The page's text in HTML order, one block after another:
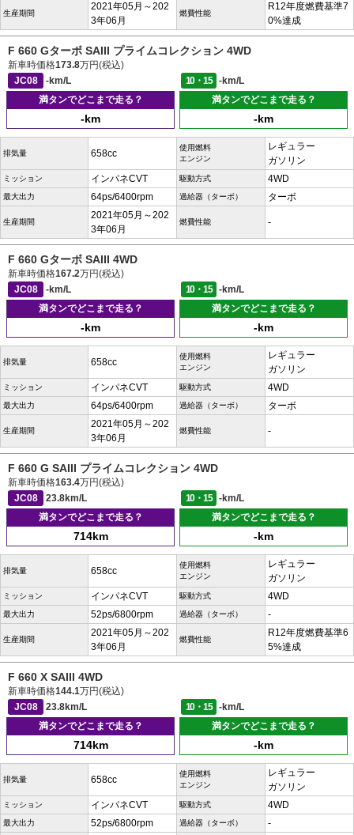
生産期間
2021年05月～202
3年06月
燃費性能
R12年度燃費基準7
0%達成
F 660 Gターボ SAIII プライムコレクション 4WD
新車時価格173.8万円(税込)
JC08
-km/L 10・15
-km/L
満タンでどこまで走る？
-km
満タンでどこまで走る？
-km
排気量 658cc
使用燃料
エンジン
レギュラー
ガソリン
ミッション インパネCVT 駆動方式 4WD
最大出力 64ps/6400rpm 過給器（ターボ） ターボ
生産期間
2021年05月～202
3年06月
燃費性能 -
F 660 Gターボ SAIII 4WD
新車時価格167.2万円(税込)
JC08
-km/L 10・15
-km/L
満タンでどこまで走る？
-km
満タンでどこまで走る？
-km
排気量 658cc
使用燃料
エンジン
レギュラー
ガソリン
ミッション インパネCVT 駆動方式 4WD
最大出力 64ps/6400rpm 過給器（ターボ） ターボ
生産期間
2021年05月～202
3年06月
燃費性能 -
F 660 G SAIII プライムコレクション 4WD
新車時価格163.4万円(税込)
JC08
23.8km/L 10・15
-km/L
満タンでどこまで走る？
714km
満タンでどこまで走る？
-km
排気量 658cc
使用燃料
エンジン
レギュラー
ガソリン
ミッション インパネCVT 駆動方式 4WD
最大出力 52ps/6800rpm 過給器（ターボ） -
生産期間
2021年05月～202
3年06月
燃費性能
R12年度燃費基準6
5%達成
F 660 X SAIII 4WD
新車時価格144.1万円(税込)
JC08
23.8km/L 10・15
-km/L
満タンでどこまで走る？
714km
満タンでどこまで走る？
-km
排気量 658cc
使用燃料
エンジン
レギュラー
ガソリン
ミッション インパネCVT 駆動方式 4WD
最大出力 52ps/6800rpm 過給器（ターボ） -